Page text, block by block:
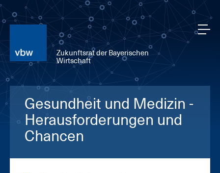
Zukunftsrat der Bayerischen
Wirtschaft
Gesundheit und Medizin -
Herausforderungen und
Chancen